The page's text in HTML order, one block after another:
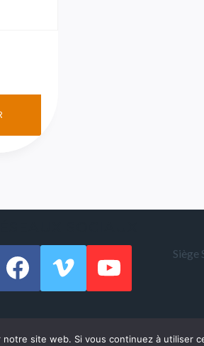
Siège
site web. Si vous continuez à utiliser